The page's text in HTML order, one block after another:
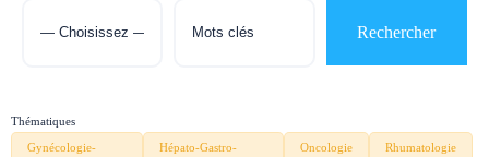
Thématiques
Gynécologie-
Hépato-Gastro-
Oncologie Rhumatologie